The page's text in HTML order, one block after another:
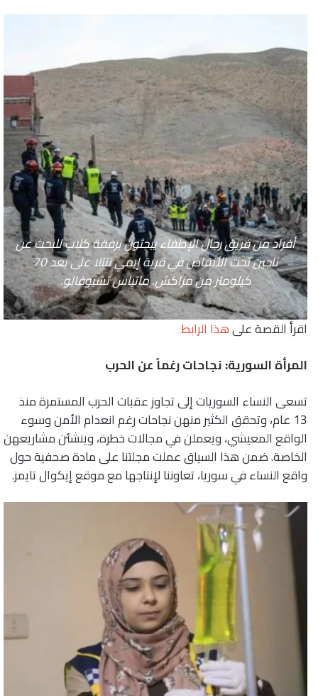
أفراد من فريق رجال الإطفاء يبحثون برفقة كلاب للبحث عن
ناجين تحت الأنقاض في قرية إيمي نتالا على بعد 70
كيلومتر من مراكش. ماتياس تشيوفالو.
اقرأ القصة علىهذا الرابط
المرأة السورية: نجاحات رغماً عن الحرب
تسعى النساء السوريات إلى تجاوز عقبات الحرب المستمرة منذ
13 عام، وتحقق الكثير منهن نجاحات رغم انعدام الأمن وسوء
الواقع المعيشي، ويعملن في مجالات خطرة، وينشئن مشاريعهن
الخاصة. ضمن هذا السياق عملت مجلتنا على مادة صحفية حول
واقع النساء في سوريا، تعاوننا لإنتاجها مع موقع إيكوال تايمز.